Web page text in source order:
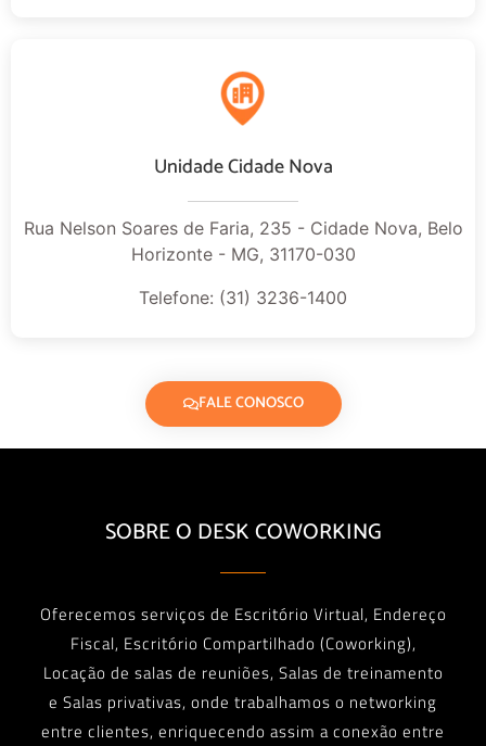
Unidade Cidade Nova
Rua Nelson Soares de Faria, 235 - Cidade Nova, Belo
Horizonte - MG, 31170-030
Telefone: (31) 3236-1400
FALE CONOSCO
SOBRE O DESK COWORKING
Oferecemos serviços de Escritório Virtual, Endereço
Fiscal, Escritório Compartilhado (Coworking),
Locação de salas de reuniões, Salas de treinamento
e Salas privativas, onde trabalhamos o networking
entre clientes, enriquecendo assim a conexão entre